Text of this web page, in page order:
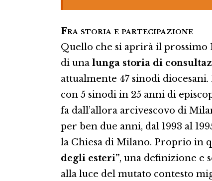
Fra storia e partecipazione
Quello che si aprirà il prossimo
di una lunga storia di
attualmente 47 sinodi
con 5 sinodi in 25 anni di
fa dall’allora arcivescovo di
per ben due anni, dal 1993 al
la Chiesa di Milano. Proprio in
degli esteri”, una definizione e
alla luce del mutato contesto